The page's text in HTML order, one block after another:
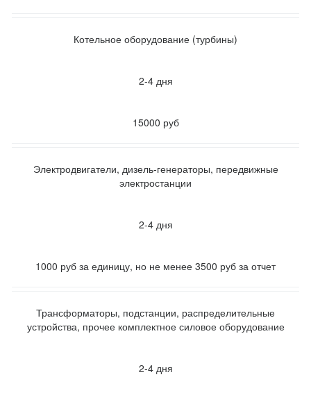
Котельное оборудование (турбины)
2-4 дня
15000 руб
Электродвигатели, дизель-генераторы, передвижные
электростанции
2-4 дня
1000 руб за единицу, но не менее 3500 руб за отчет
Трансформаторы, подстанции, распределительные
устройства, прочее комплектное силовое оборудование
2-4 дня